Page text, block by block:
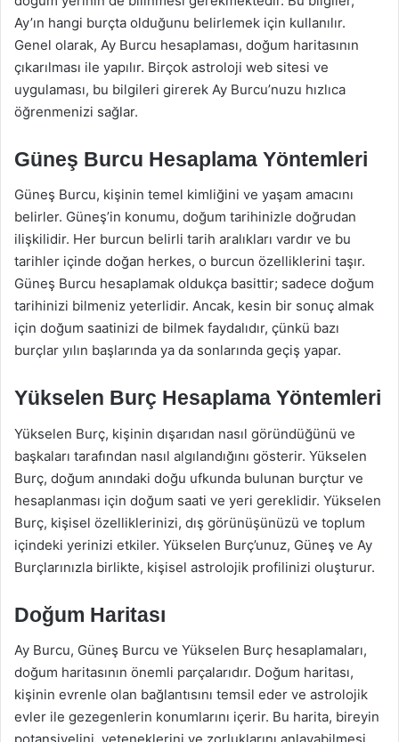
Ay’ın hangi burçta olduğunu belirlemek için kullanılır.
Genel olarak, Ay Burcu hesaplaması, doğum haritasının
çıkarılması ile yapılır. Birçok astroloji web sitesi ve
uygulaması, bu bilgileri girerek Ay Burcu’nuzu hızlıca
öğrenmenizi sağlar.
Güneş Burcu Hesaplama Yöntemleri
Güneş Burcu, kişinin temel kimliğini ve yaşam amacını
belirler. Güneş’in konumu, doğum tarihinizle doğrudan
ilişkilidir. Her burcun belirli tarih aralıkları vardır ve bu
tarihler içinde doğan herkes, o burcun özelliklerini taşır.
Güneş Burcu hesaplamak oldukça basittir; sadece doğum
tarihinizi bilmeniz yeterlidir. Ancak, kesin bir sonuç almak
için doğum saatinizi de bilmek faydalıdır, çünkü bazı
burçlar yılın başlarında ya da sonlarında geçiş yapar.
Yükselen Burç Hesaplama Yöntemleri
Yükselen Burç, kişinin dışarıdan nasıl göründüğünü ve
başkaları tarafından nasıl algılandığını gösterir. Yükselen
Burç, doğum anındaki doğu ufkunda bulunan burçtur ve
hesaplanması için doğum saati ve yeri gereklidir. Yükselen
Burç, kişisel özelliklerinizi, dış görünüşünüzü ve toplum
içindeki yerinizi etkiler. Yükselen Burç’unuz, Güneş ve Ay
Burçlarınızla birlikte, kişisel astrolojik profilinizi oluşturur.
Doğum Haritası
Ay Burcu, Güneş Burcu ve Yükselen Burç hesaplamaları,
doğum haritasının önemli parçalarıdır. Doğum haritası,
kişinin evrenle olan bağlantısını temsil eder ve astrolojik
evler ile gezegenlerin konumlarını içerir. Bu harita, bireyin